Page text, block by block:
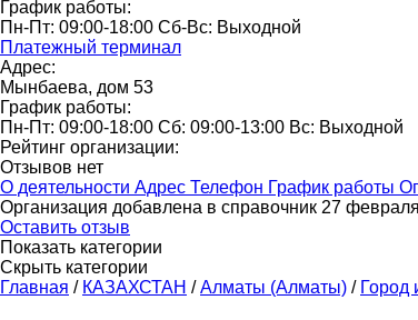
График работы:
Пн-Пт: 09:00-18:00 Сб-Вс: Выходной
Платежный терминал
Адрес:
Мынбаева, дом 53
График работы:
Пн-Пт: 09:00-18:00 Сб: 09:00-13:00 Вс: Выходной
Рейтинг организации:
Отзывов нет
О деятельности Адрес Телефон График работы
Организация добавлена в справочник 27
Оставить отзыв
Показать категории
Скрыть категории
Главная / КАЗАХСТАН / Алматы (Алматы) / Город